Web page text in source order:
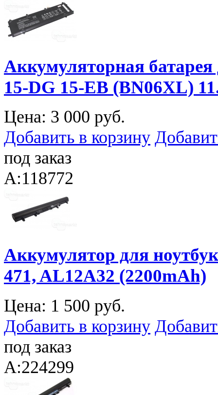
Аккумуляторная батарея
15-DG 15-EB (BN06XL)
Цена: 3 000 руб.
Добавить в корзину
под заказ
A:118772
Аккумулятор для
471, AL12A32 (2200mAh)
Цена: 1 500 руб.
Добавить в корзину
под заказ
A:224299